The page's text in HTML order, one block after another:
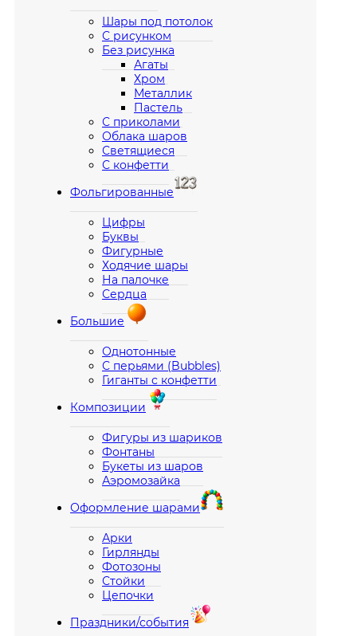
Шары под потолок
С рисунком
Без рисунка
Агаты
Хром
Металлик
Пастель
С приколами
Облака шаров
Светящиеся
С конфетти
Фольгированные
Цифры
Буквы
Фигурные
Ходячие шары
На палочке
Сердца
Большие
Однотонные
С перьями (Bubbles)
Гиганты с конфетти
Композиции
Фигуры из шариков
Фонтаны
Букеты из шаров
Аэромозайка
Оформление шарами
Арки
Гирлянды
Фотозоны
Стойки
Цепочки
Праздники/события